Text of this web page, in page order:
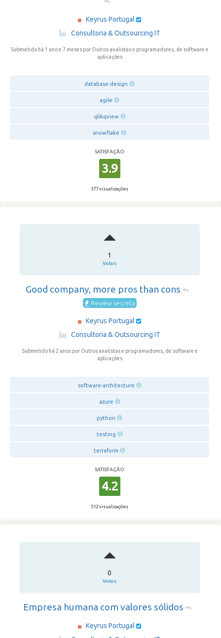
Keyrus Portugal
·
Consultoria & Outsourcing IT
Submetido há 1 ano e 7 meses por Outros analistas e programadores, de software e
aplicações
database-design
agile
qlikqview
snowflake
SATISFAÇÃO
3.9
377 visualizações
1
Votos
Good company, more pros than cons
Review secreta
Keyrus Portugal
·
Consultoria & Outsourcing IT
Submetido há 2 anos por Outros analistas e programadores, de software e
aplicações
software-architecture
azure
python
testing
terraform
SATISFAÇÃO
4.2
512 visualizações
0
Votos
Empresa humana com valores sólidos
Keyrus Portugal
·